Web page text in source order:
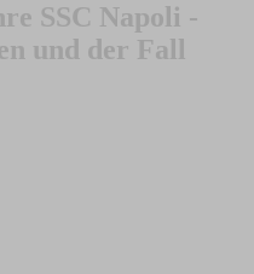
SSC Napoli -
und der Fall